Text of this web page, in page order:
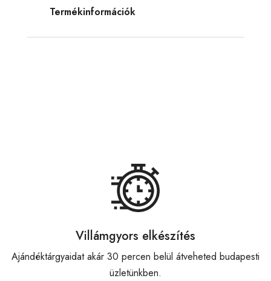
Termékinformációk
Villámgyors elkészítés
Ajándéktárgyaidat akár 30 percen belül átveheted budapesti
üzletünkben.